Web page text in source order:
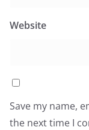
Website
Save my name,
the next time I